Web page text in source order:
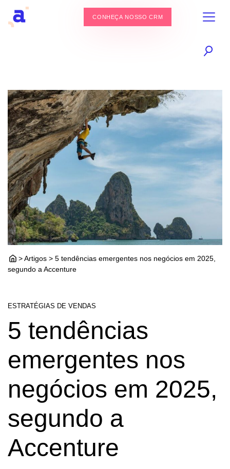
CONHEÇA NOSSO CRM
> Artigos > 5 tendências emergentes nos negócios em 2025,
segundo a Accenture
ESTRATÉGIAS DE VENDAS
5 tendências
emergentes nos
negócios em 2025,
segundo a
Accenture